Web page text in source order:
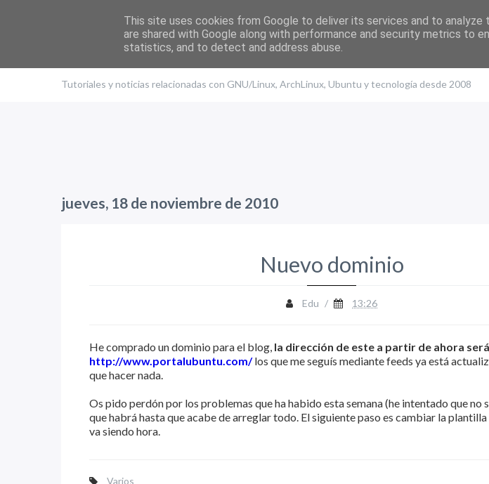
El blog de Edu
Tutoriales y noticias relacionadas con GNU/Linux, ArchLinux, Ubuntu y tecnología desde 2008
jueves, 18 de noviembre de 2010
Nuevo dominio
Edu / 13:26
He comprado un dominio para el blog, la dirección de este a partir de ahora será
http://www.portalubuntu.com/los que me seguís mediante feeds ya está
que hacer nada.
Os pido perdón por los problemas que ha habido esta semana (he intentado que no
que habrá hasta que acabe de arreglar todo. El siguiente paso es cambiar la
va siendo hora.
Varios
This site uses cookies from Google to deliver its services and to analyze
are shared with Google along with performance and security metrics to
statistics, and to detect and address abuse.